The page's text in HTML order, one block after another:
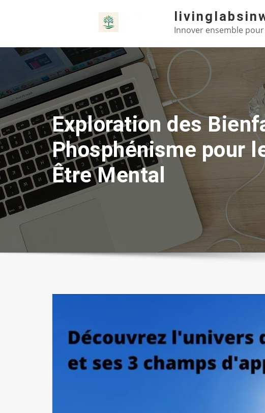
Innover ensemble
Exploration des
Phosphénisme pour
Être Mental